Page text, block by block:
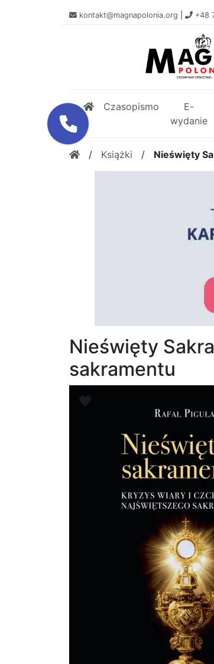
kontakt@magnapolonia.org +48
Czasopismo
E-
wydanie
/ Książki / Nieświęty
Nieświęty
sakramentu